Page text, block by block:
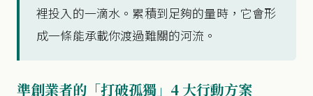
裡投入的一滴水。累積到足夠的量時，它會形
成一條能承載你渡過難關的河流。
準創業者的「打破孤獨」4 大行動方案